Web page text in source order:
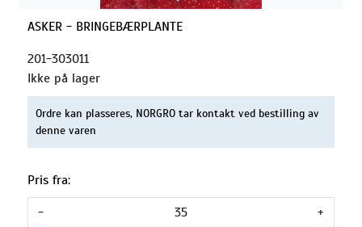
ASKER - BRINGEBÆRPLANTE
201-303011
Ikke på lager
Ordre kan plasseres, NORGRO tar kontakt ved bestilling av
denne varen
Pris fra:
-
+